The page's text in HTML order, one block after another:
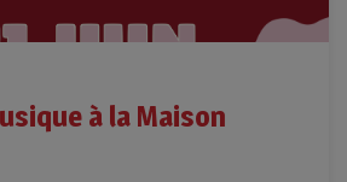
à la Maison